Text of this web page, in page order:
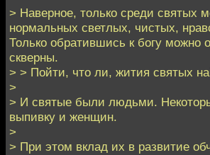
> Наверное, только среди святых
нормальных светлых, чистых,
Только обратившись к богу можно
скверны.
> > Пойти, что ли, жития святых
>
> И святые были людьми.
выпивку и женщин.
>
> При этом вклад их в развитие